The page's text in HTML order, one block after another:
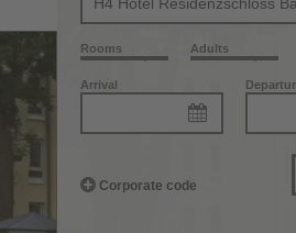
Rooms Adults
Arrival
Corporate code